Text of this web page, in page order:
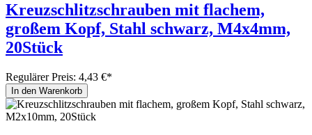
Kreuzschlitzschrauben mit flachem,
großem Kopf, Stahl schwarz, M4x4mm,
20Stück
Regulärer Preis: 4,43 €*
In den Warenkorb